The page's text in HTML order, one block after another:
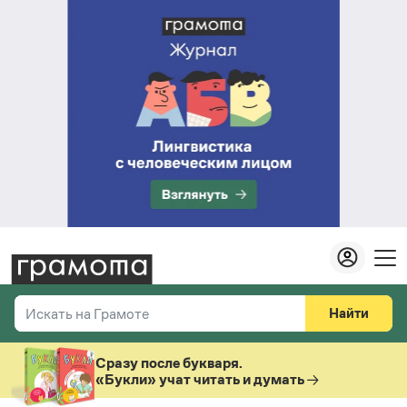
Искать на Грамоте
Справочная служба
Найти
Везде